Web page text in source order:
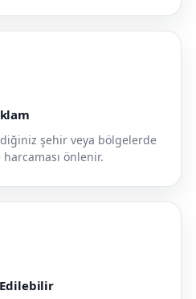
şehir veya bölgelerde
önlenir.